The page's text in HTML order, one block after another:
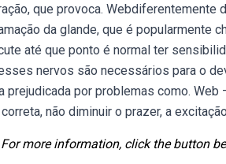
que provoca. Webdiferentemente
da glande, que é popularmente
até que ponto é normal ter
nervos são necessários para o
por problemas como.
não diminuir o prazer, a
For more information, click the button